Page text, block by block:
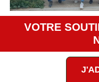
VOTRE